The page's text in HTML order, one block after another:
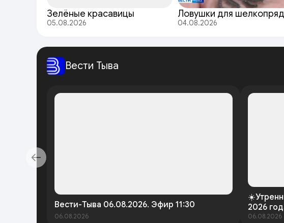
Зелёные красавицы
05.08.2026
Ловушки для
04.08.2026
Вести Тыва
Вести-Тыва 06.08.2026. Эфир 11:30
06.08.2026
2026
06.08.2026